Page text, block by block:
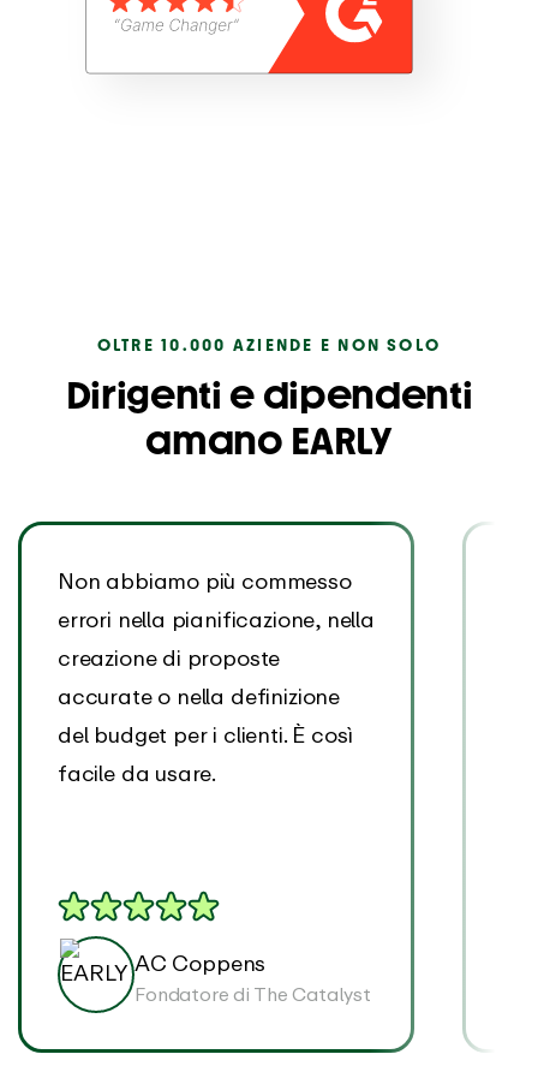
OLTRE 10.000 AZIENDE E NON SOLO
Dirigenti e dipendenti
amano EARLY
Non abbiamo più commesso
errori nella pianificazione, nella
creazione di proposte
accurate o nella definizione
del budget per i clienti. È così
facile da usare.
AC Coppens
Fondatore di The Catalyst